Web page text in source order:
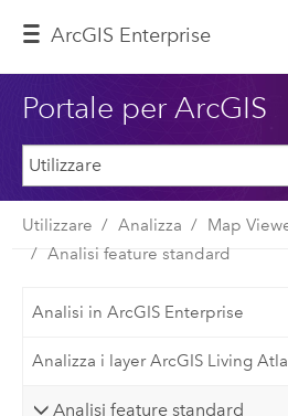
ArcGIS Enterprise
Portale per ArcGIS
Utilizzare Analizza
Map
Analisi feature standard
Analisi in ArcGIS Enterprise
Analizza i layer ArcGIS Living
Analisi feature standard